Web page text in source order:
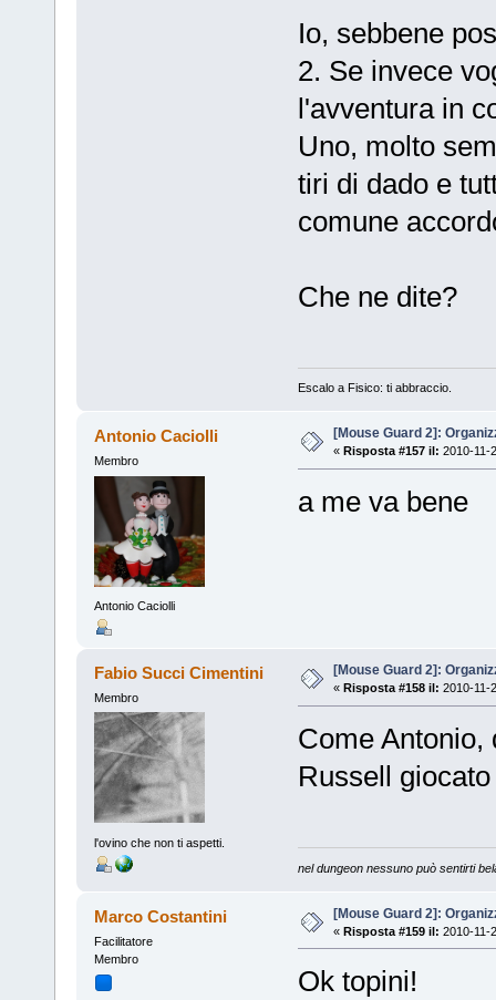
Io, sebbene
2. Se invece
l'avventura in
Uno, molto
tiri di dado e
comune
Che ne dite?
Escalo a Fisico: ti abbraccio.
Antonio Caciolli
Membro
Antonio Caciolli
[Mouse Guard 2]:
« Risposta #157 il: 2010-11-
a me va bene
Fabio Succi Cimentini
Membro
l'ovino che non ti aspetti.
[Mouse Guard 2]:
« Risposta #158 il: 2010-11-
Come Antonio,
Russell
nel dungeon nessuno può sentirti
Marco Costantini
Facilitatore
Membro
[Mouse Guard 2]:
« Risposta #159 il: 2010-11-
Ok topini!